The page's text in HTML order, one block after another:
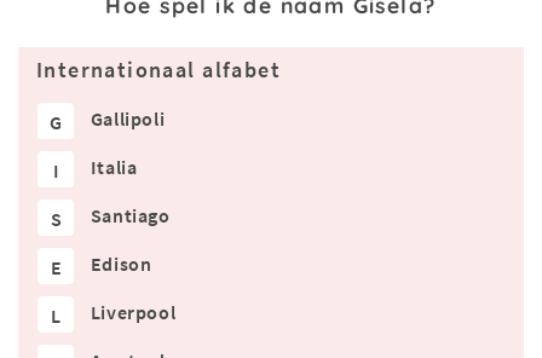
Internationaal alfabet
G Gallipoli
I Italia
S Santiago
E Edison
L Liverpool